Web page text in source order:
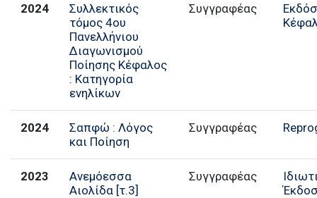
2024
Συλλεκτικός
τόμος 4ου
Πανελλήνιου
Διαγωνισμού
Ποίησης Κέφαλος
: Κατηγορία
ενηλίκων
Συγγραφέας
2024
Σαπφώ : Λόγος
και Ποίηση
Συγγραφέας
2023
Ανεμόεσσα
Αιολίδα [τ.3]
Συγγραφέας